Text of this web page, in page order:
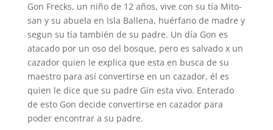
Gon Frecks, un niño de 12 años, vive con su tía Mito-
san y su abuela en Isla Ballena, huérfano de madre y
segun su tía también de su padre. Un día Gon es
atacado por un oso del bosque, pero es salvado x un
cazador quien le explica que esta en busca de su
maestro para así convertirse en un cazador, él es
quien le dice que su padre Gin esta vivo. Enterado
de esto Gon decide convertirse en cazador para
poder encontrar a su padre.